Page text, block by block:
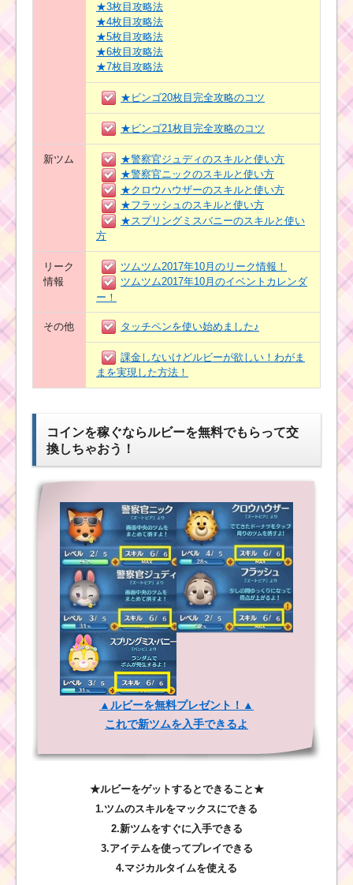
★3枚目攻略法
★4枚目攻略法
★5枚目攻略法
★6枚目攻略法
★7枚目攻略法
★ビンゴ20枚目完全攻略のコツ
★ビンゴ21枚目完全攻略のコツ
新ツム
★警察官ジュディのスキルと使い方
★警察官ニックのスキルと使い方
★クロウハウザーのスキルと使い方
★フラッシュのスキルと使い方
★スプリングミスバニーのスキルと使い
方
リーク
情報
ツムツム2017年10月のリーク情報！
ツムツム2017年10月のイベントカレンダ
ー！
その他 タッチペンを使い始めました♪
課金しないけどルビーが欲しい！わがま
まを実現した方法！
コインを稼ぐならルビーを無料でもらって交
換しちゃおう！
▲ルビーを無料プレゼント！▲
これで新ツムを入手できるよ
★ルビーをゲットするとできること★
1.ツムのスキルをマックスにできる
2.新ツムをすぐに入手できる
3.アイテムを使ってプレイできる
4.マジカルタイムを使える